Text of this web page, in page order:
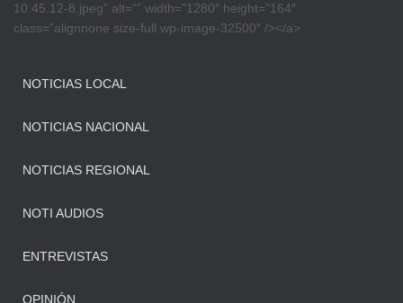
10.45.12-8.jpeg” alt=”” width=”1280″ height=”164″
class=”alignnone size-full wp-image-32500″ /></a>
NOTICIAS LOCAL
NOTICIAS NACIONAL
NOTICIAS REGIONAL
NOTI AUDIOS
ENTREVISTAS
OPINIÓN